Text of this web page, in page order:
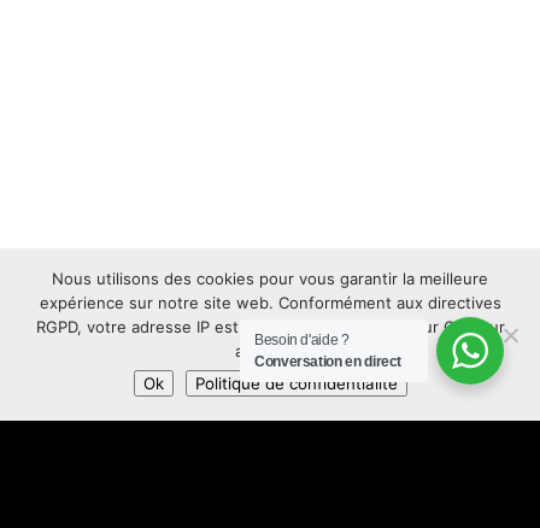
Besoin d'aide ?
Conversation en direct
Nous utilisons des cookies pour vous garantir la meilleure
expérience sur notre site web. Conformément aux directives
RGPD, votre adresse IP est anonymisée. Appuyez sur OK pour
accepter.
Ok
Politique de confidentialité